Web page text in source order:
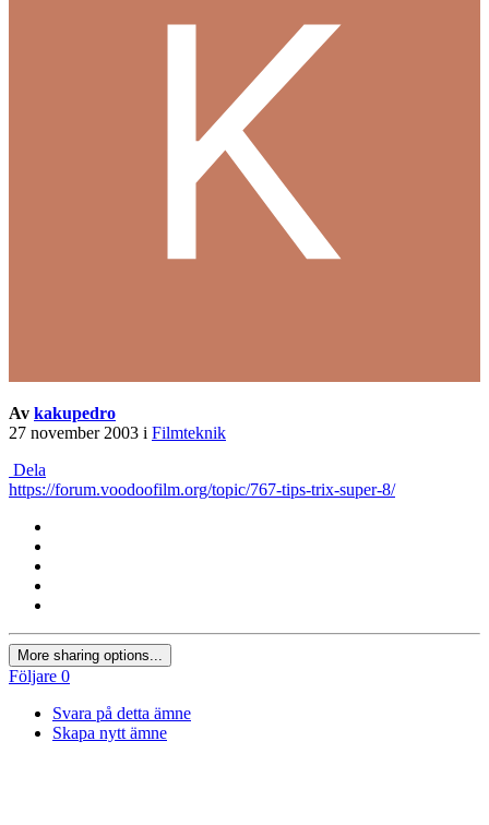
Av kakupedro
27 november 2003 i Filmteknik
Dela
https://forum.voodoofilm.org/topic/767-tips-trix-super-8/
More sharing options...
Följare 0
Svara på detta ämne
Skapa nytt ämne